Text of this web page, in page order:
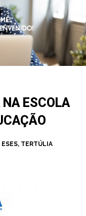
NA ESCOLA
ESES, TERTÚLIA